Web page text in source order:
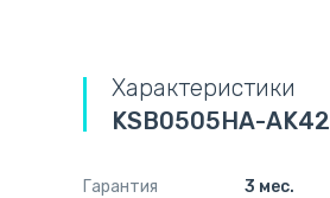
Характеристики
KSB0505HA-AK42
Гарантия
3 мес.